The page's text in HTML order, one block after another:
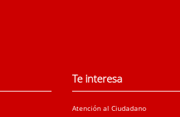
Te interesa
Atención al Ciudadano